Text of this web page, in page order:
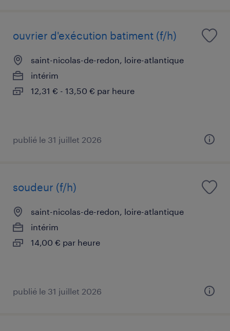
ouvrier d'exécution batiment (f/h)
saint-nicolas-de-redon, loire-atlantique
intérim
12,31 € - 13,50 € par heure
publié le 31 juillet 2026
soudeur (f/h)
saint-nicolas-de-redon, loire-atlantique
intérim
14,00 € par heure
publié le 31 juillet 2026